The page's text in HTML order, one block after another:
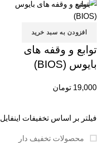
فیلتر بر اساس تخفیفات اینفایل
محصولات تخفیف دار
افزودن به سبد خرید
بستن
توابع و وقفه های
بایوس (BIOS)
19,000 تومان